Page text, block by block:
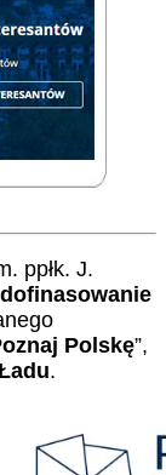
ppłk. J.
Polskę”,
.